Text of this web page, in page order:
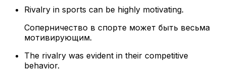
Rivalry in sports can be highly motivating.
Соперничество в спорте может быть весьма
мотивирующим.
The rivalry was evident in their competitive
behavior.